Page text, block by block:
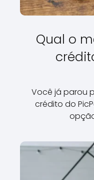
Qual o
Você já parou
crédito do